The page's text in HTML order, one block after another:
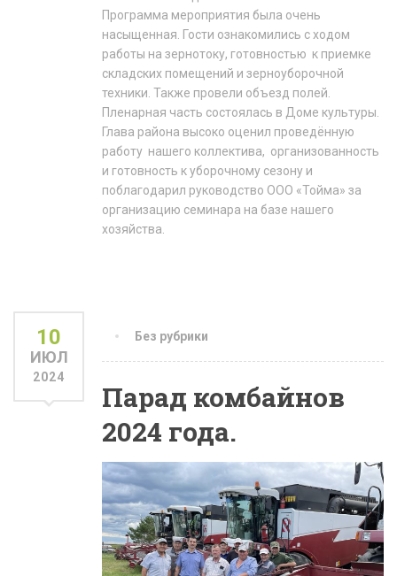
Программа мероприятия была очень
насыщенная. Гости ознакомились с ходом
работы на зернотоку, готовностью к приемке
складских помещений и зерноуборочной
техники. Также провели объезд полей.
Пленарная часть состоялась в Доме культуры.
Глава района высоко оценил проведённую
работу нашего коллектива, организованность
и готовность к уборочному сезону и
поблагодарил руководство ООО «Тойма» за
организацию семинара на базе нашего
хозяйства.
10
ИЮЛ
2024
Без рубрики
Парад комбайнов
2024 года.